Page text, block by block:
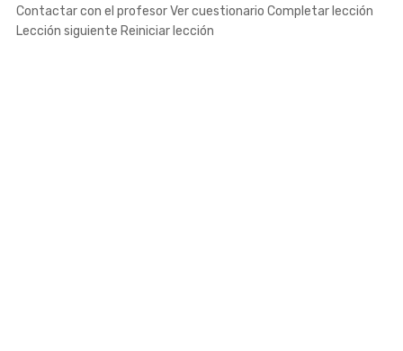
Contactar con el profesor Ver cuestionario Completar lección
Lección siguiente Reiniciar lección